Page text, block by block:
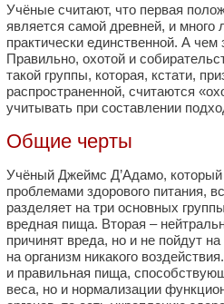
Учёные считают, что первая
является самой древней, и много
практически единственной. А
Правильно, охотой и
такой группы, которая, кстати,
распространенной, считаются
учитывать при составлении
Общие черты
Учёный Джеймс Д’Адамо, который
проблемами здорового питания,
разделяет на три основных
вредная пища. Вторая –
причинят вреда, но и не пойдут
на организм никакого
и правильная пища,
веса, но и нормализации